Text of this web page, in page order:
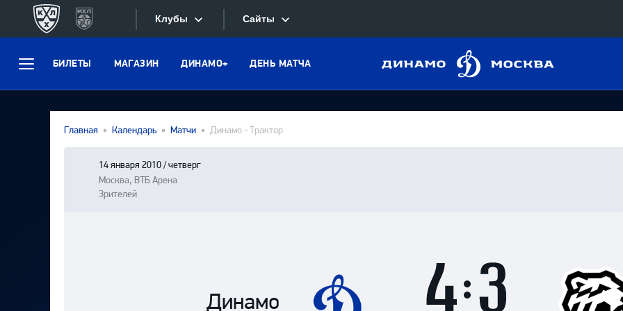
Клубы
Конференция «Запад»
Спартак
Динамо М
Конференция «Восток»
Адмирал
Сайты
Приложение КХЛ
БИЛЕТЫ МАГАЗИН ДИНАМО+ ДЕНЬ МАТЧА
Динамо
Главная Календарь Матчи Динамо - Трактор
14 января 2010 / четверг
Москва, ВТБ Арена
Зрителей
матча
3
Динамо